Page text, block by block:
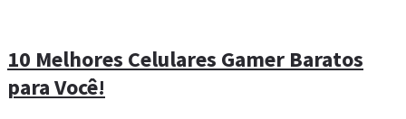
10 Melhores Celulares Gamer Baratos
para Você!